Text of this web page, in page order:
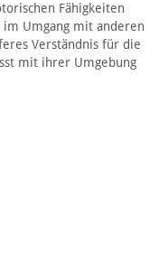
Fähigkeiten
Umgang mit anderen
Verständnis für die
mit ihrer Umgebung